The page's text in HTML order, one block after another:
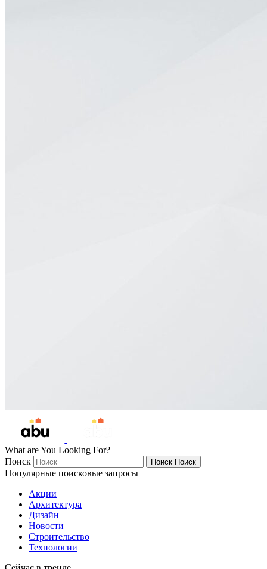
What are You Looking For?
Поиск
Поиск Поиск
Популярные поисковые запросы
Акции
Архитектура
Дизайн
Новости
Строительство
Технологии